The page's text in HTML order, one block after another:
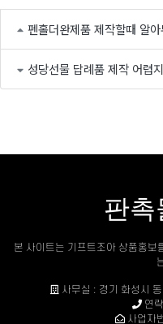
펜홀더완제품 제작할때 알
성당선물 답례품 제작 어렵
판촉
본 사이트는 기프트조아 상품홍보
사무실 : 경기 화성시
연
사업자